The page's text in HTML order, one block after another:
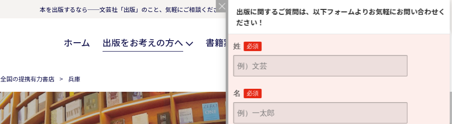
本を出版するなら──文芸社「出版」のこと、気軽にご相談ください。 0120-03-1148 通話無料 （受付時間：平日 9:30～18:30）
ホーム 出版をお考えの方へ 書籍案内 お問い合わせ
出版に関するご質問は、以下フォームよりお気軽にお問い合わせく
ださい！
姓 必須
名 必須
全国の提携有力書店 兵庫